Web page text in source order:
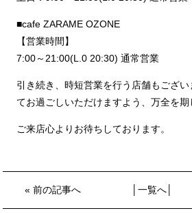
■cafe ZARAME OZONE
【営業時間】
7:00～21:00(L.0 20:30) 通常営業
引き続き、時短営業を行う店舗もござ
てお過ごしいただけますよう、万全を期
ご来店心よりお待ちしております。
« 前の記事へ 一覧へ│